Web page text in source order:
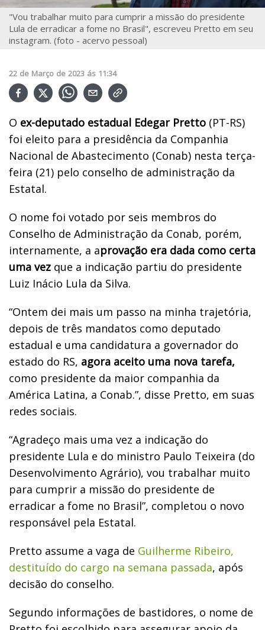
"Vou trabalhar muito para cumprir a missão do presidente
Lula de erradicar a fome no Brasil", escreveu Pretto em seu
instagram. (foto - acervo pessoal)
22 de Março de 2023 ás 11:34
O ex-deputado estadual Edegar Pretto (PT-RS)
foi eleito para a presidência da Companhia
Nacional de Abastecimento (Conab) nesta terça-
feira (21) pelo conselho de administração da
Estatal.
O nome foi votado por seis membros do
Conselho de Administração da Conab, porém,
internamente, a aprovação era dada como certa
uma vez que a indicação partiu do presidente
Luiz Inácio Lula da Silva.
“Ontem dei mais um passo na minha trajetória,
depois de três mandatos como deputado
estadual e uma candidatura a governador do
estado do RS, agora aceito uma nova tarefa,
como presidente da maior companhia da
América Latina, a Conab.”, disse Pretto, em suas
redes sociais.
“Agradeço mais uma vez a indicação do
presidente Lula e do ministro Paulo Teixeira (do
Desenvolvimento Agrário), vou trabalhar muito
para cumprir a missão do presidente de
erradicar a fome no Brasil”, completou o novo
responsável pela Estatal.
Pretto assume a vaga de Guilherme Ribeiro,
destituído do cargo na semana passada, após
decisão do conselho.
Segundo informações de bastidores, o nome de